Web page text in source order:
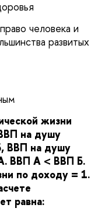
человека и
развитых
жизни
на душу
ВВП на душу
ВВП А < ВВП Б.
по доходу = 1.
равна: